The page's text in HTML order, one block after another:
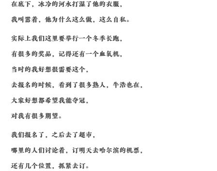
在底下，冰冷的河水打湿了他的衣服，
我叫嚣着，他为什么这么做，这么自私。
实际上我们这里要举行一个冬季长跑，
有很多的奖品，记得还有一个血氧机，
当时的我好想很需要这个，
去报名的时候，看到了很多熟人，牛浩也在，
大家好想都希望我能夺冠，
对我有很多期望。
我们报名了，之后去了超市，
哪里的人们讨论着，订明天去哈尔滨的机票，
还有几个位置，抓紧去订。